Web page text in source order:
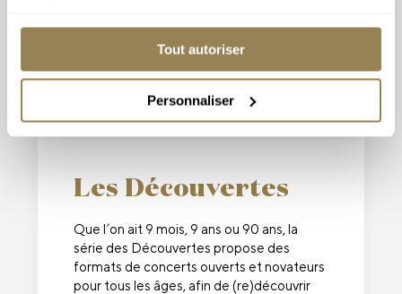
Tout autoriser
Personnaliser
œuvres phares du répertoire en toute
Les Découvertes
Que l’on ait 9 mois, 9 ans ou 90 ans, la
série des Découvertes propose des
formats de concerts ouverts et novateurs
pour tous les âges, afin de (re)découvrir